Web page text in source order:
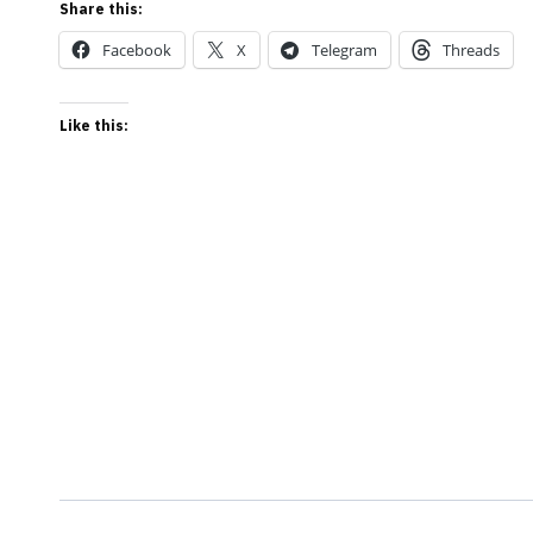
Share this:
Facebook X Telegram Threads
Like this: